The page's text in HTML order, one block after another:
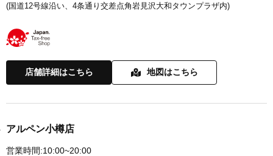
(国道12号線沿い、4条通り交差点角岩見沢大和タウンプラザ内)
店舗詳細はこちら 地図はこちら
アルペン小樽店
営業時間:10:00~20:00